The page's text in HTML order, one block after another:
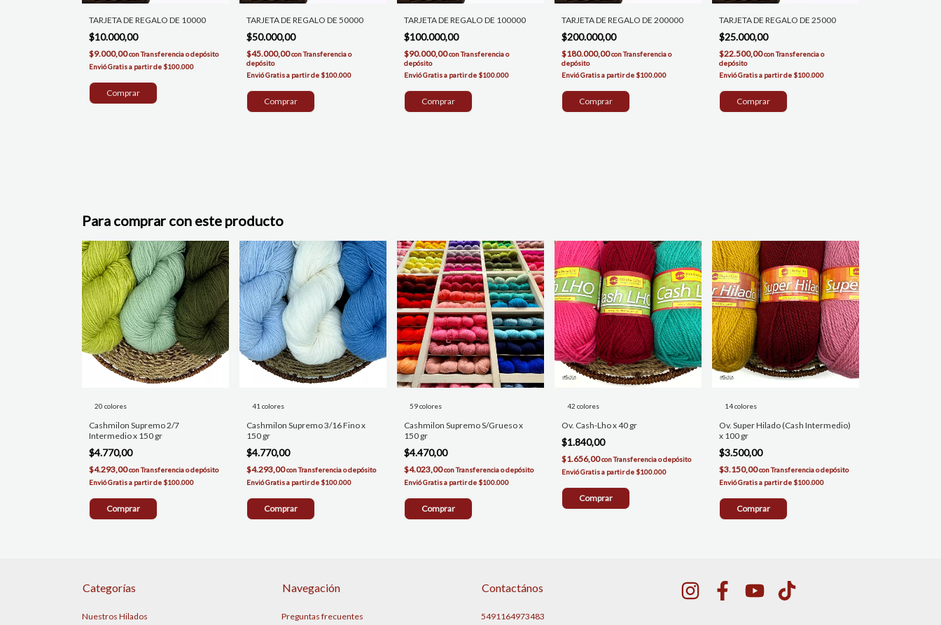
TARJETA DE REGALO DE 10000
$10.000,00
$9.000,00conTransferencia o depósito
TARJETA DE REGALO DE 50000
$50.000,00
$45.000,00conTransferencia o
depósito
TARJETA DE REGALO DE 100000
$100.000,00
$90.000,00conTransferencia o
depósito
TARJETA DE REGALO DE 200000
$200.000,00
$180.000,00conTransferencia o
depósito
TARJETA DE REGALO DE 25000
$25.000,00
$22.500,00conTransferencia o
depósito
Para comprar con este producto
20 colores
Cashmilon Supremo 2/7
Intermedio x 150 gr
$4.770,00
$4.293,00conTransferencia o depósito
Comprar
41 colores
Cashmilon Supremo 3/16 Fino x
150 gr
$4.770,00
$4.293,00conTransferencia o depósito
Comprar
59 colores
Cashmilon Supremo S/Grueso x
150 gr
$4.470,00
$4.023,00conTransferencia o depósito
Comprar
42 colores
Ov. Cash-Lho x 40 gr
$1.840,00
$1.656,00conTransferencia o depósito
Comprar
14 colores
Ov. Super Hilado (Cash Intermedio)
x 100 gr
$3.500,00
$3.150,00conTransferencia o depósito
Comprar
Categorías
Nuestros Hilados
Navegación
Preguntas frecuentes
Contactános
5491164973483